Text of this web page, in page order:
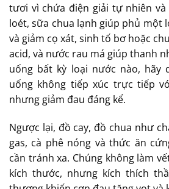
tươi vì chứa điện giải tự nhiên
loét, sữa chua lạnh giúp phủ một
và giảm cọ xát, sinh tố bơ hoặc
acid, và nước rau má giúp thanh
uống bất kỳ loại nước nào, hãy
uống không tiếp xúc trực tiếp
nhưng giảm đau đáng kể.
Ngược lại, đồ cay, đồ chua như
gas, cà phê nóng và thức ăn
cần tránh xa. Chúng không làm
kích thước, nhưng kích thích